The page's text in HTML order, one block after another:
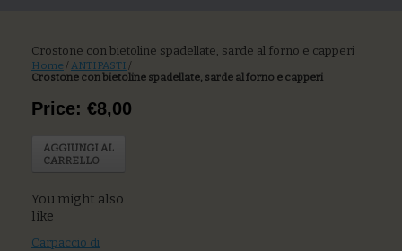
Crostone con bietoline spadellate, sarde al forno e capperi
Home /ANTIPASTI /
Crostone con bietoline spadellate, sarde al forno e capperi
Price: €8,00
AGGIUNGI AL
CARRELLO
You might also
like
Carpaccio di